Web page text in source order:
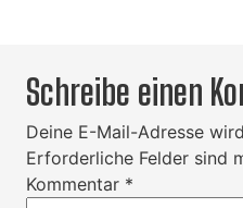
Schreibe einen
Deine E-Mail-Adresse
Erforderliche Felder sind
Kommentar *